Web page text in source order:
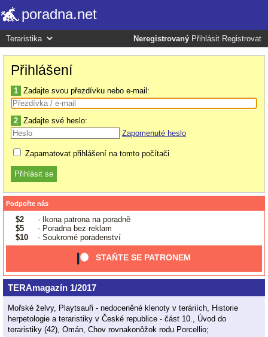
poradna.net
Neregistrovaný Přihlásit Registrovat
Přihlášení
1 Zadajte svou přezdívku nebo e-mail:
2 Zadajte své heslo:
Zapomenuté heslo
Zapamatovat přihlášení na tomto počítači
Podpořte nás
$2
- Ikona patrona na poradně
$5
- Poradna bez reklam
$10
- Soukromé poradenství
STAŇTE SE PATRONEM
TERAmagazín 1/2017
Mořské želvy, Playtsauři - nedoceněné klenoty v teráriích, Historie
herpetologie a teraristiky v České republice - část 10., Úvod do
teraristiky (42), Omán, Chov rovnakonôžok rodu Porcellio;